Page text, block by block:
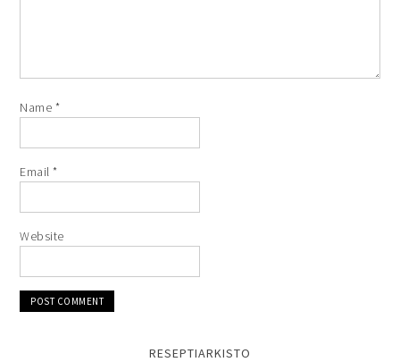
Name *
Email*
Website
RESEPTIARKISTO